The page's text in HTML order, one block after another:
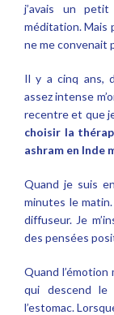
j’avais un petit
méditation. Mais
ne me convenait
Il y a cinq ans,
assez intense
recentre et que
choisir la
ashram en Inde
Quand je suis
minutes le
diffuseur. Je
des pensées
Quand
qui descend le
l’estomac.